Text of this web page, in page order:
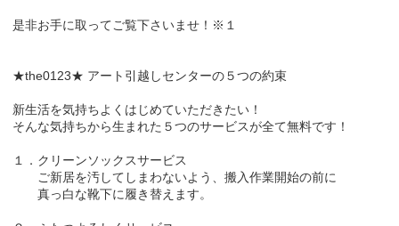
是非お手に取ってご覧下さいませ！※１
★the0123★ アート引越しセンターの５つの約束
新生活を気持ちよくはじめていただきたい！
そんな気持ちから生まれた５つのサービスが全て無料です！
１．クリーンソックスサービス
ご新居を汚してしまわないよう、搬入作業開始の前に
真っ白な靴下に履き替えます。